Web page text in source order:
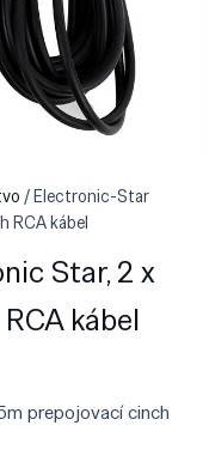
/ Electronic-Star
RCA kábel
Star, 2 x
kábel
prepojovací cinch